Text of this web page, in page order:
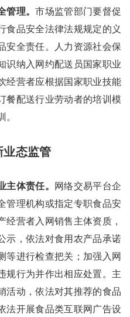
管理。市场监管部门要督促
食品安全法律法规规定的义
安全责任。人力资源社会保
识纳入网约配送员国家职业
经营者应根据国家职业技能
餐配送行业劳动者的培训模
。
业态监管
主体责任。
网络交易平台企
管理机构或指定专职食品安
经营者入网销售主体资质，
示，依法对食用农产品承诺
等进行检查把关；加强入网
规行为并作出相应处置。主
活动，依法对其推荐的食品
法开展食品类互联网广告设